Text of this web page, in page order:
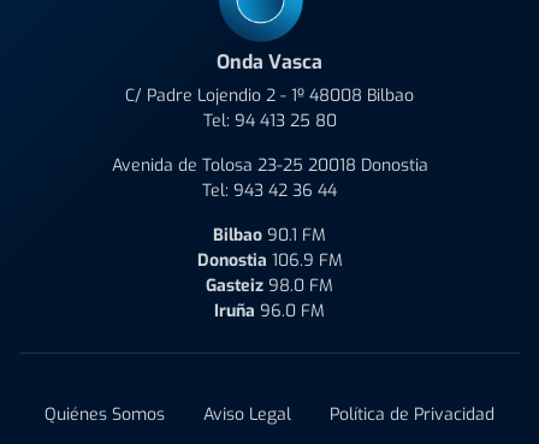
Onda Vasca
C/ Padre Lojendio 2 - 1º 48008 Bilbao
Tel: 94 413 25 80
Avenida de Tolosa 23-25 20018 Donostia
Tel: 943 42 36 44
Bilbao 90.1 FM
Donostia 106.9 FM
Gasteiz 98.0 FM
Iruña 96.0 FM
Quiénes Somos Aviso Legal
Política de Privacidad